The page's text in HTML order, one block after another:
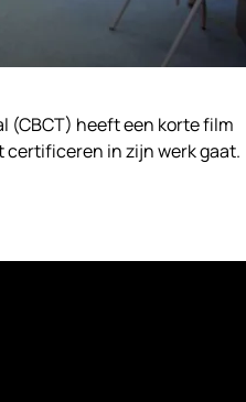
(CBCT) heeft een korte film
certificeren in zijn werk gaat.